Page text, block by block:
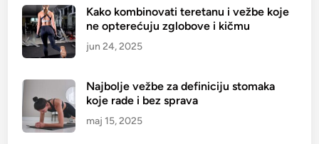
d
l
o
a
z
a
p
Kako kombinovati teretanu i vežbe koje
ne opterećuju zglobove i kičmu
jun 24, 2025
Najbolje vežbe za definiciju stomaka
koje rade i bez sprava
maj 15, 2025